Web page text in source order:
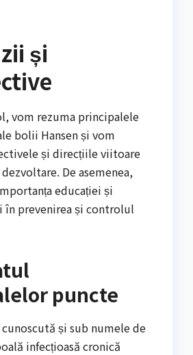
și
vom rezuma principalele
bolii Hansen și vom
și direcțiile viitoare
De asemenea,
educației și
prevenirea și controlul
puncte
cunoscută și sub numele de
infecțioasă cronică